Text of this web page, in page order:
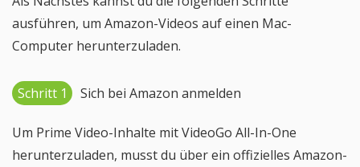
ausführen, um Amazon-Videos auf einen Mac-
Computer herunterzuladen.
Schritt 1 Sich bei Amazon anmelden
Um Prime Video-Inhalte mit VideoGo All-In-One
herunterzuladen, musst du über ein offizielles Amazon-